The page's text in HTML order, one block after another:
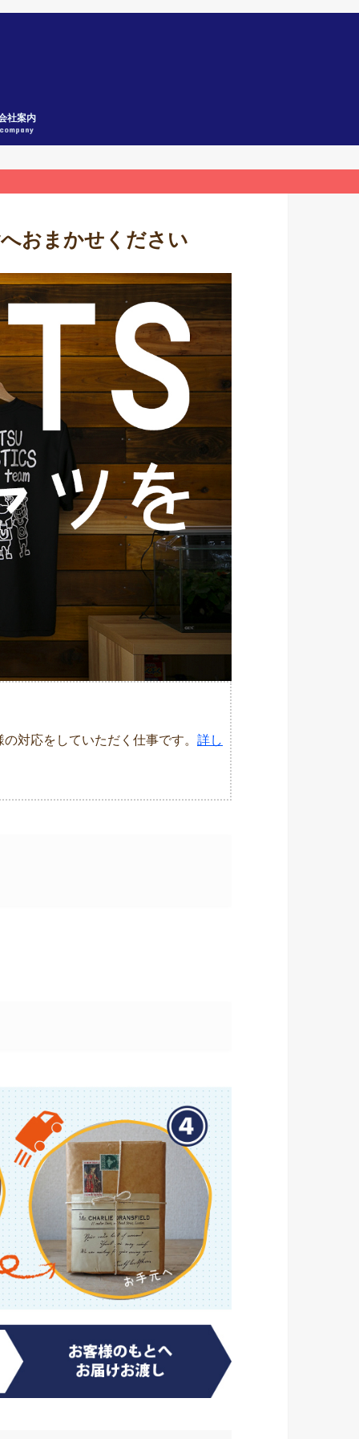
社案内
company
おまかせください
対応をしていただく仕事です。 詳し